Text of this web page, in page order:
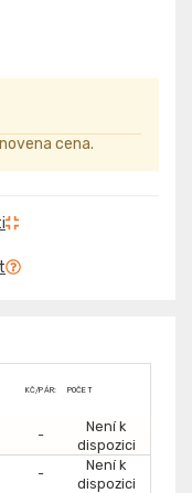
cena.
KČ/PÁR: POČET
-
Není k
dispozici
-
Není k
dispozici